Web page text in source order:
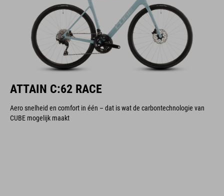
ATTAIN C:62 RACE
Aero snelheid en comfort in één – dat is wat de carbontechnologie van
CUBE mogelijk maakt